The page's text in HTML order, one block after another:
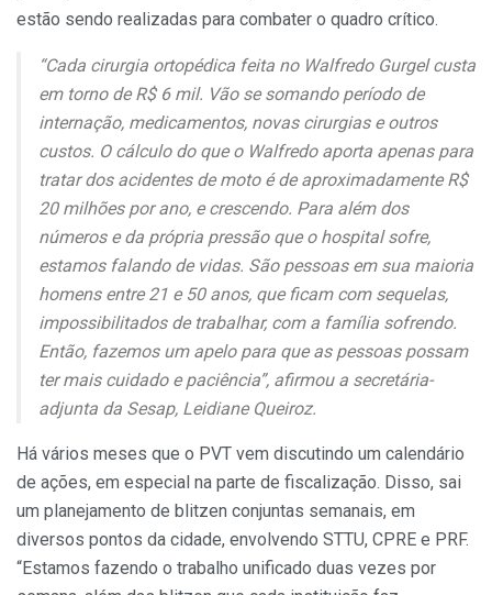
estão sendo realizadas para combater o quadro crítico.
“Cada cirurgia ortopédica feita no Walfredo Gurgel custa
em torno de R$ 6 mil. Vão se somando período de
internação, medicamentos, novas cirurgias e outros
custos. O cálculo do que o Walfredo aporta apenas para
tratar dos acidentes de moto é de aproximadamente R$
20 milhões por ano, e crescendo. Para além dos
números e da própria pressão que o hospital sofre,
estamos falando de vidas. São pessoas em sua maioria
homens entre 21 e 50 anos, que ficam com sequelas,
impossibilitados de trabalhar, com a família sofrendo.
Então, fazemos um apelo para que as pessoas possam
ter mais cuidado e paciência”, afirmou a secretária-
adjunta da Sesap, Leidiane Queiroz.
Há vários meses que o PVT vem discutindo um calendário
de ações, em especial na parte de fiscalização. Disso, sai
um planejamento de blitzen conjuntas semanais, em
diversos pontos da cidade, envolvendo STTU, CPRE e PRF.
“Estamos fazendo o trabalho unificado duas vezes por